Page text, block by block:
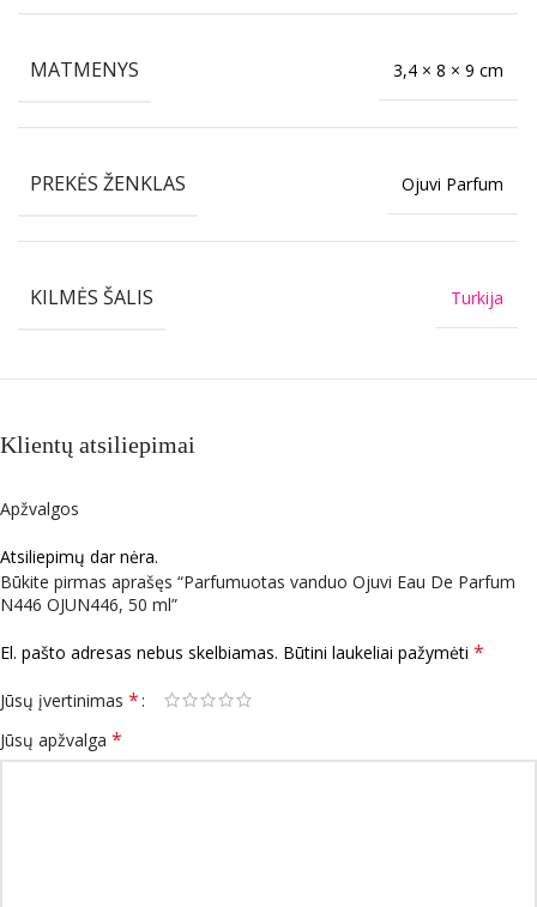
MATMENYS 3,4 × 8 × 9 cm
PREKĖS ŽENKLAS Ojuvi Parfum
KILMĖS ŠALIS Turkija
Klientų atsiliepimai
Apžvalgos
Atsiliepimų dar nėra.
Būkite pirmas aprašęs “Parfumuotas vanduo Ojuvi Eau De Parfum
N446 OJUN446, 50 ml”
El. pašto adresas nebus skelbiamas. Būtini laukeliai pažymėti *
Jūsų įvertinimas *
Jūsų apžvalga *